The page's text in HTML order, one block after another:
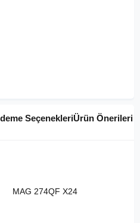
SeçenekleriÜrün Önerileri
MAG 274QF X24